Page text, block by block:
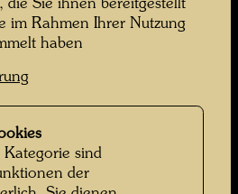
die Sie ihnen bereitgestellt
im Rahmen Ihrer Nutzung
haben
Kategorie sind
der